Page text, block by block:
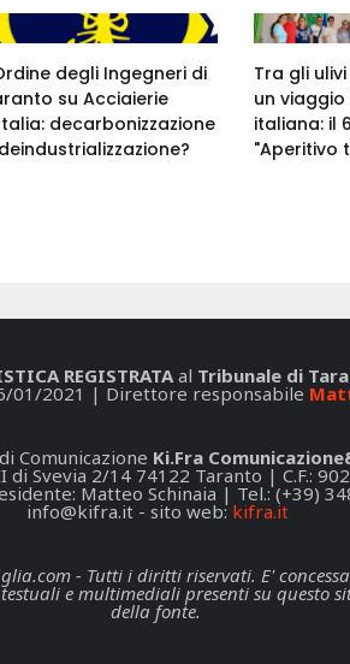
degli Ingegneri di
su Acciaierie
decarbonizzazione
Tra gli
un
italiana: il
"Aperitivo
REGISTRATAal Tribunale di
01/2021 | Direttore responsabile
Comunicazione Ki.Fra
di Svevia 2/14 74122 Taranto | C.F.:
Matteo Schinaia | Tel.: (+39)
info@kifra.it - sito web: kifra.it
- Tutti i diritti riservati. E'
e multimediali presenti su questo
della fonte.